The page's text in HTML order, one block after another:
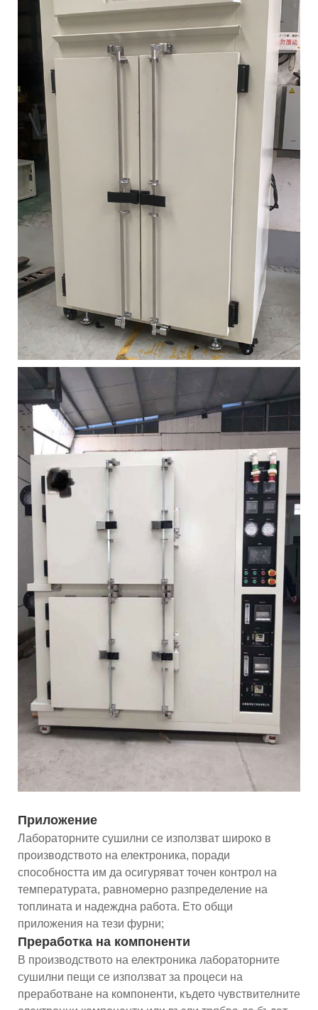
Приложение
Лабораторните сушилни се използват широко в
производството на електроника, поради
способността им да осигуряват точен контрол на
температурата, равномерно разпределение на
топлината и надеждна работа. Ето общи
приложения на тези фурни;
Преработка на компоненти
В производството на електроника лабораторните
сушилни пещи се използват за процеси на
преработване на компоненти, където чувствителните